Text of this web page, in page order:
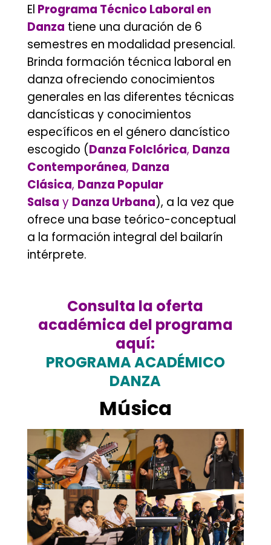
El Programa Técnico Laboral en
Danza tiene una duración de 6
semestres en modalidad presencial.
Brinda formación técnica laboral en
danza ofreciendo conocimientos
generales en las diferentes técnicas
dancísticas y conocimientos
específicos en el género dancístico
escogido (Danza Folclórica, Danza
Contemporánea, Danza
Clásica, Danza Popular
Salsa y Danza Urbana), a la vez que
ofrece una base teórico-conceptual
a la formación integral del bailarín
intérprete.
Consulta la oferta
académica del programa
aquí:
PROGRAMA ACADÉMICO
DANZA
Música